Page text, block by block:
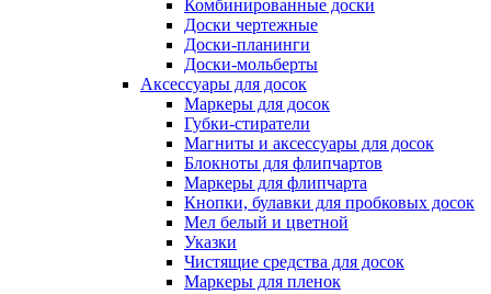
Комбинированные доски
Доски чертежные
Доски-планинги
Доски-мольберты
Аксессуары для досок
Маркеры для досок
Губки-стиратели
Магниты и аксессуары для досок
Блокноты для флипчартов
Маркеры для флипчарта
Кнопки, булавки для пробковых досок
Мел белый и цветной
Указки
Чистящие средства для досок
Маркеры для пленок